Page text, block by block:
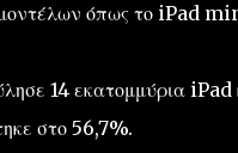
όπως το iPad
14 εκατομμύρια iPad
στο 56,7%.